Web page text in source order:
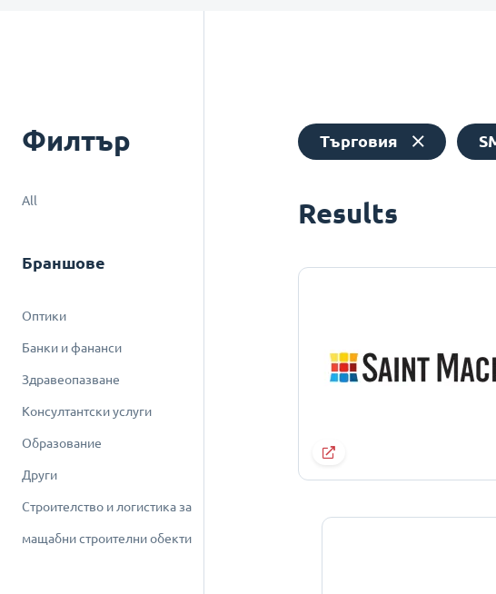
Филтър
All
Браншове
Оптики
Банки и фананси
Здравеопазване
Консултантски услуги
Образование
Други
Строителство и логистика за
мащабни строителни обекти
Търговия
Results